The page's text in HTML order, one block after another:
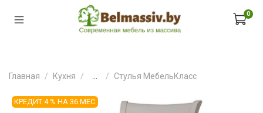
0
Главная Кухня Стулья МебельКласс
КРЕДИТ 4 % НА 36 МЕС